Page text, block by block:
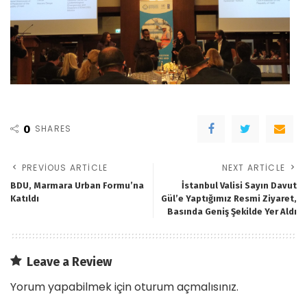
0 SHARES
PREVIOUS ARTICLE
BDU, Marmara Urban Formu’na
Katıldı
NEXT ARTICLE
İstanbul Valisi Sayın Davut
Gül’e Yaptığımız Resmi Ziyaret,
Basında Geniş Şekilde Yer Aldı
Leave a Review
Yorum yapabilmek içinoturum açmalısınız.